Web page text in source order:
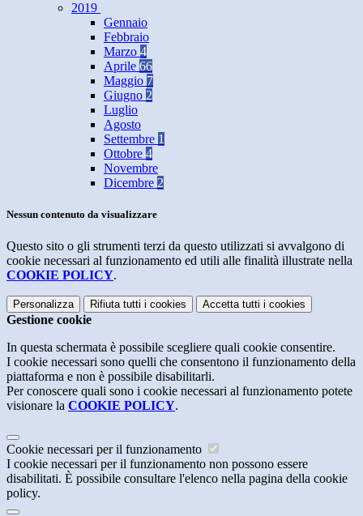
2019
Gennaio
Febbraio
Marzo 4
Aprile 66
Maggio 7
Giugno 2
Luglio
Agosto
Settembre 1
Ottobre 4
Novembre
Dicembre 2
Nessun contenuto da visualizzare
Questo sito o gli strumenti terzi da questo utilizzati si avvalgono di
cookie necessari al funzionamento ed utili alle finalità illustrate nella
COOKIE POLICY.
Personalizza Rifiuta tutti i cookies Accetta tutti i cookies
Gestione cookie
In questa schermata è possibile scegliere quali cookie consentire.
I cookie necessari sono quelli che consentono il funzionamento della
piattaforma e non è possibile disabilitarli.
Per conoscere quali sono i cookie necessari al funzionamento potete
visionare la COOKIE POLICY.
Cookie necessari per il funzionamento
I cookie necessari per il funzionamento non possono essere
disabilitati. È possibile consultare l'elenco nella pagina della cookie
policy.